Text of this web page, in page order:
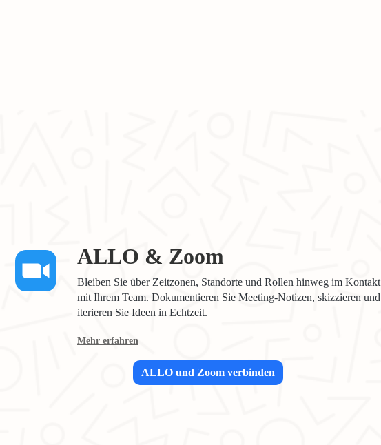
ALLO & Zoom
Bleiben Sie über Zeitzonen, Standorte und Rollen hinweg im Kontakt
mit Ihrem Team. Dokumentieren Sie Meeting-Notizen, skizzieren und
iterieren Sie Ideen in Echtzeit.
Mehr erfahren
ALLO und Zoom verbinden